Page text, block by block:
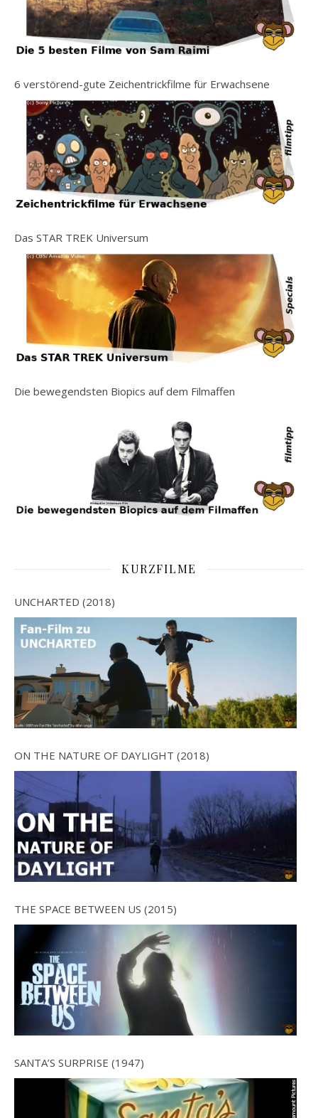
6 verstörend-gute Zeichentrickfilme für Erwachsene
Das STAR TREK Universum
Die bewegendsten Biopics auf dem Filmaffen
KURZFILME
UNCHARTED (2018)
ON THE NATURE OF DAYLIGHT (2018)
THE SPACE BETWEEN US (2015)
SANTA’S SURPRISE (1947)